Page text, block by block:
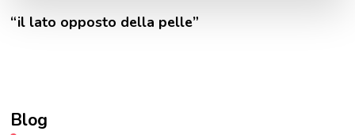
“il lato opposto della pelle”
Blog